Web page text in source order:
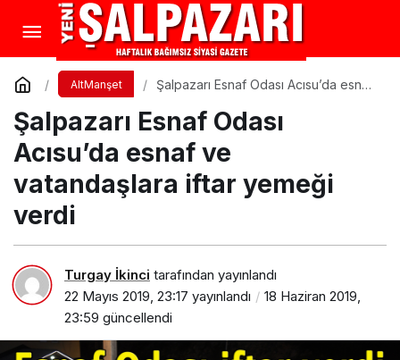
AltManşet
Şalpazarı Esnaf Odası Acısu’da esnaf
Şalpazarı Esnaf Odası
Acısu’da esnaf ve
vatandaşlara iftar yemeği
verdi
Turgay İkinci tarafından yayınlandı
22 Mayıs 2019, 23:17 yayınlandı
18 Haziran 2019,
23:59 güncellendi